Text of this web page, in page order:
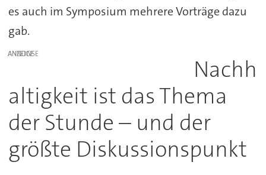
es auch im Symposium mehrere Vorträge dazu
gab.
ANZEIGE
Nachh
altigkeit ist das Thema
der Stunde – und der
größte Diskussionspunkt